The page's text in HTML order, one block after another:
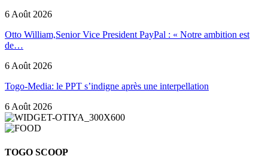
6 Août 2026
Otto William,Senior Vice President PayPal : « Notre ambition est
de…
6 Août 2026
Togo-Media: le PPT s’indigne après une interpellation
6 Août 2026
TOGO SCOOP